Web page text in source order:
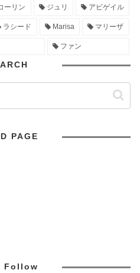
ーリン ジュリ アビゲイル
ラシード Marisa マリーザ
ファン
PAGE
Follow